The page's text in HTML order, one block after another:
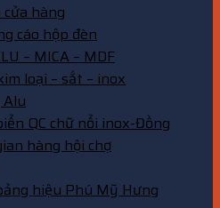
hàng
cáo hộp đèn
– MICA – MDF
loại – sắt – inox
QC chữ nổi inox-Đồng
hàng hội chợ
hiệu Phú Mỹ Hưng